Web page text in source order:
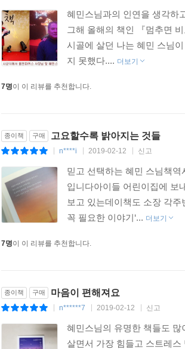
혜민스님과의 인연을 생각하
그해 올해의 책인 『멈추면
시골에 살던 나는 혜민 스님
지 못했다.... 더보기
7명이 이 리뷰를 추천합니다.
종이책 구매 고요할수록 밝아지는 것들
n****i 2019-02-12 신고
믿고 선택하는 혜민 스님책
입니다아이들 어린이집에 보
보고 있는데이책도 소장 각
꼭 필요한 이야기‘... 더보기
7명이 이 리뷰를 추천합니다.
종이책 구매 마음이 편해져요
n******7 2019-02-12 신고
혜민스님의 유명한 책들도
살면서 가장 힘들고 스트레